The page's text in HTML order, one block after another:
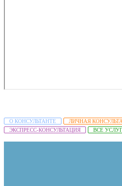
О КОНСУЛЬТАНТЕ
ЛИЧНАЯ
ЭКСПРЕСС-КОНСУЛЬТАЦИЯ
ВСЕ